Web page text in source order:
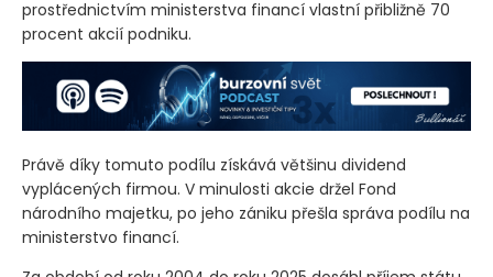
Stát je největším akcionářem společnosti a
prostřednictvím ministerstva financí vlastní přibližně 70
procent akcií podniku.
Právě díky tomuto podílu získává většinu dividend
vyplácených firmou. V minulosti akcie držel Fond
národního majetku, po jeho zániku přešla správa podílu na
ministerstvo financí.